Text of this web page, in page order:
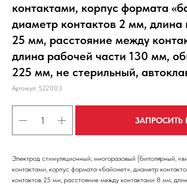
контактами, корпус формата
диаметр контактов 2 мм, длина
25 мм, расстояние между
длина рабочей части 130 мм,
225 мм, не стерильный,
Артикул: 522003
ЗАПРОСИТЬ
Электрод стимуляционный, многоразовый (биполярный,
контактами, корпус формата «байонет», диаметр
контактов 25 мм, расстояние между контактами 8 мм,